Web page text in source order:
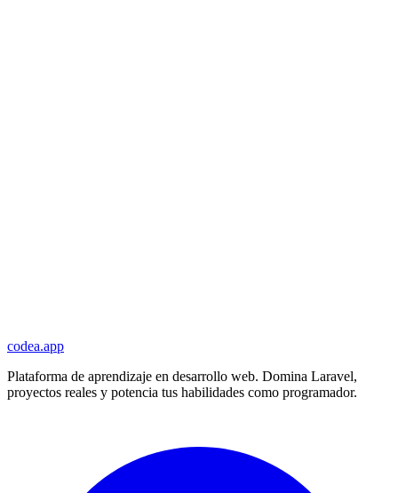
codea.app
Plataforma de aprendizaje en desarrollo web. Domina Laravel,
proyectos reales y potencia tus habilidades como programador.